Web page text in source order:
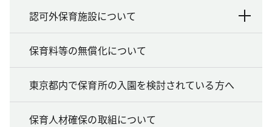
認可外保育施設について
保育料等の無償化について
東京都内で保育所の入園を検討されている方へ
保育人材確保の取組について